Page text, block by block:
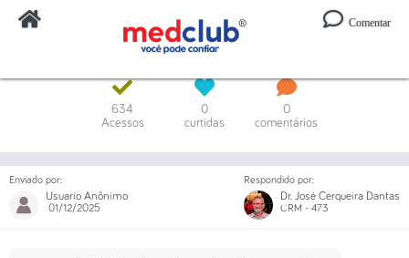
Comentar
Digite o código ou um trecho da mensagem
634
Acessos
0
curtidas
0
comentários
Enviado por:
Usuario Anônimo
01/12/2025
Respondido por:
Dr. José Cerqueira Dantas
CRM - 473